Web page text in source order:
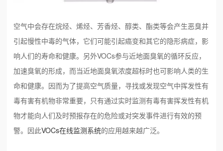
空气中会存在烷烃、烯烃、芳香烃、醇类、酯类等会产生恶臭并
引起慢性中毒的气体，它们可能引起癌变和其它的隐形病症，影
响人们的寿命和健康。另外VOCs参与近地面臭氧的循环反应，
加速臭氧的形成，而当近地面臭氧浓度超标时也可影响人类的生
命和健康。因而为了提高空气质量，寻找或发现空气中挥发性有
毒有害有机物非常重要，只有通过实时监测有毒有害挥发性有机
物才能向人们及时预报存在的危险或对突发事件进行有效的预
警。因此VOCs在线监测系统的应用越来越广泛。